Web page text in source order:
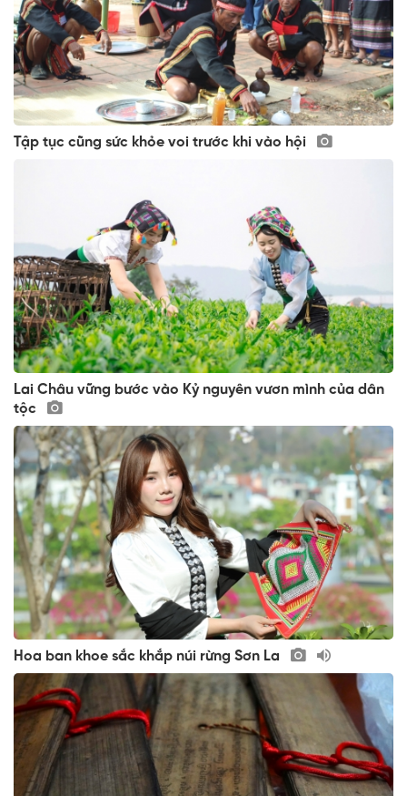
Tập tục cũng sức khỏe voi trước khi vào hội
Lai Châu vững bước vào Kỷ nguyên vươn mình của dân
tộc
Hoa ban khoe sắc khắp núi rừng Sơn La